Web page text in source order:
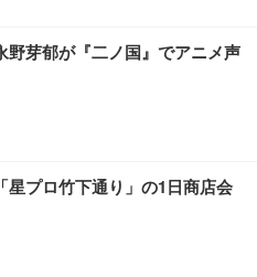
野芽郁が『二ノ国』でアニメ声
星プロ竹下通り」の1日商店会